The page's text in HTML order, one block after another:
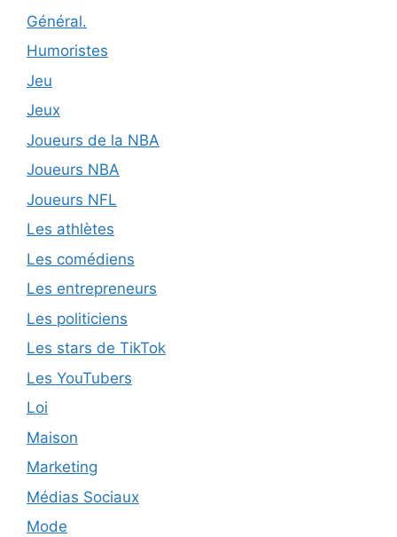
Général.
Humoristes
Jeu
Jeux
Joueurs de la NBA
Joueurs NBA
Joueurs NFL
Les athlètes
Les comédiens
Les entrepreneurs
Les politiciens
Les stars de TikTok
Les YouTubers
Loi
Maison
Marketing
Médias Sociaux
Mode